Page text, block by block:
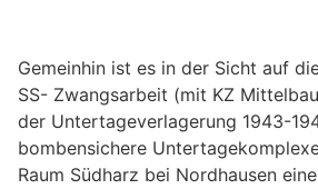
Gemeinhin ist es in der Sicht auf
SS- Zwangsarbeit (mit KZ
der Untertageverlagerung 1943-
bombensichere
Raum Südharz bei Nordhausen